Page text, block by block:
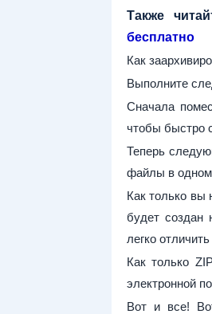
Также
бесплатно
Как
Выполните
Сначала
чтобы быстро
Теперь
файлы в одном
Как только вы
будет
легко
Как только
электронной
Вот и все!